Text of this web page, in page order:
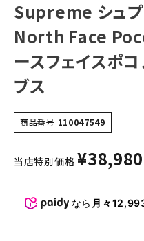
ジャケット・アウター
キャップ・ハット
ニット帽・ビーニー
バックパック・リュック
スニーカー・ブーツ
Supreme シュ
North Face
ースフェイスポ
ブス
商品番号 110047549
当店特別価格 ¥38,980
なら 月々